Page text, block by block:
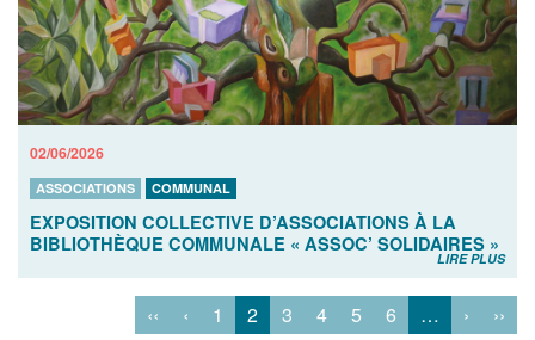
02/06/2026
ASSOCIATIONS COMMUNAL
EXPOSITION COLLECTIVE D’ASSOCIATIONS À LA
BIBLIOTHÈQUE COMMUNALE « ASSOC’ SOLIDAIRES »
LIRE PLUS
‹‹ ‹ 1 2 3 4 5 6 … › ››